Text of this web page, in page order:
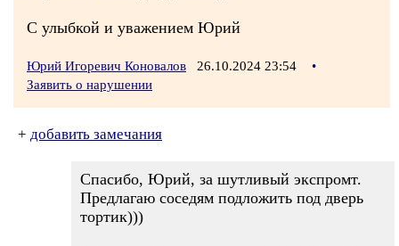
С улыбкой и уважением Юрий
Юрий Игоревич Коновалов 26.10.2024 23:54
•
Заявить о нарушении
+ добавить замечания
Спасибо, Юрий, за шутливый экспромт.
Предлагаю соседям подложить под дверь
тортик)))